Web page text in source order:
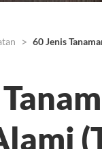
60 Jenis